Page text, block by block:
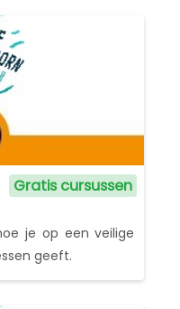
Gratis cursussen
je op een veilige
geeft.